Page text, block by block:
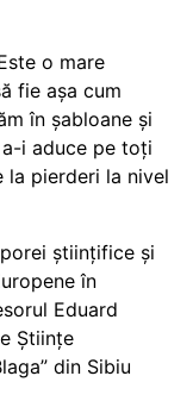
o mare
fie așa cum
în șabloane și
i aduce pe toți
la pierderi la nivel
științifice și
în
Eduard
Științe
din Sibiu